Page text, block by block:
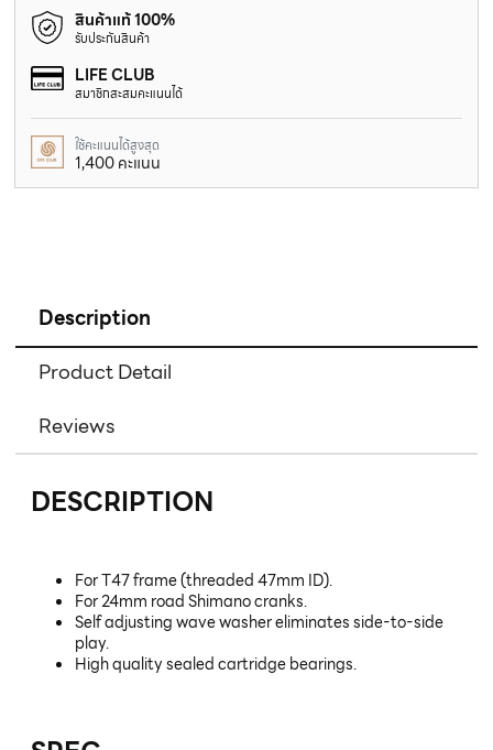
สินค้าแท้ 100%
รับประกันสินค้า
LIFE CLUB
สมาชิกสะสมคะแนนได้
ใช้คะแนนได้สูงสุด
1,400 คะแนน
Description
Product Detail
Reviews
DESCRIPTION
For T47 frame (threaded 47mm ID).
For 24mm road Shimano cranks.
Self adjusting wave washer eliminates side-to-side
play.
High quality sealed cartridge bearings.